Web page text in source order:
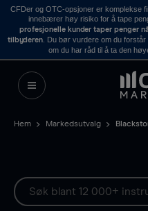
CFDer og OTC-opsjoner er komplekse
innebærer høy risiko for å tape
profesjonelle kunder taper penger
tilbyderen . Du bør vurdere om du
om du har råd til å ta den
Hem Markedsutvalg